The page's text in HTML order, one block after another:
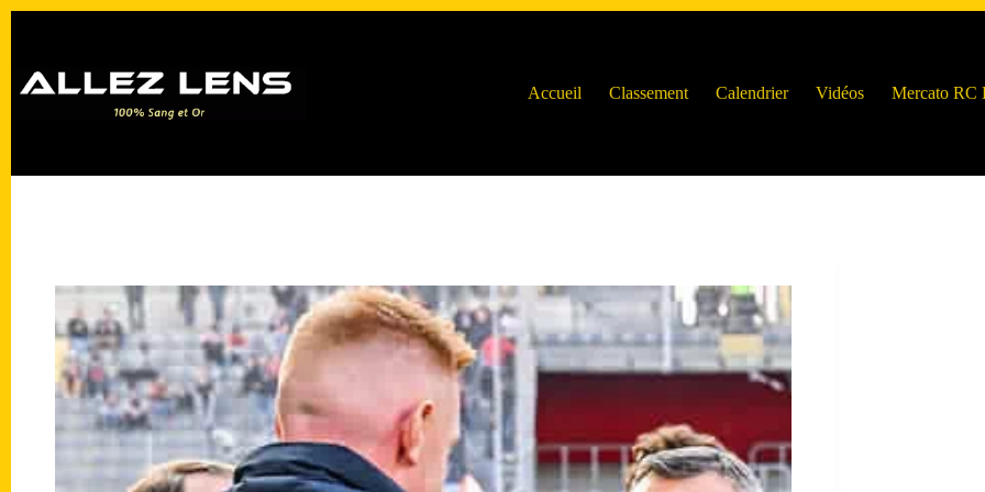
Accueil
Classement Calendrier Vidéos Mercato RC